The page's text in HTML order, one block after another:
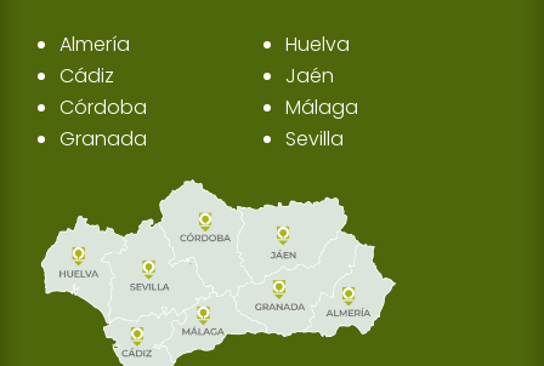
Almería
Cádiz
Córdoba
Granada
Huelva
Jaén
Málaga
Sevilla